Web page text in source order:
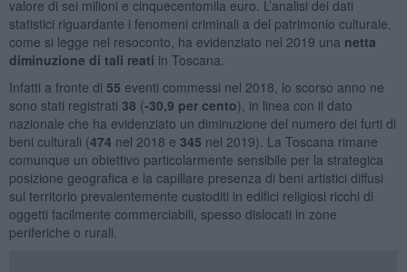
valore di sei milioni e cinquecentomila euro. L’analisi dei dati
statistici riguardante i fenomeni criminali a del patrimonio culturale,
come si legge nel resoconto, ha evidenziato nel 2019 una netta
diminuzione di tali reati in Toscana.
Infatti a fronte di 55 eventi commessi nel 2018, lo scorso anno ne
sono stati registrati 38 (-30,9 per cento), in linea con il dato
nazionale che ha evidenziato un diminuzione del numero dei furti di
beni culturali (474 nel 2018 e 345 nel 2019). La Toscana rimane
comunque un obiettivo particolarmente sensibile per la strategica
posizione geografica e la capillare presenza di beni artistici diffusi
sul territorio prevalentemente custoditi in edifici religiosi ricchi di
oggetti facilmente commerciabili, spesso dislocati in zone
periferiche o rurali.